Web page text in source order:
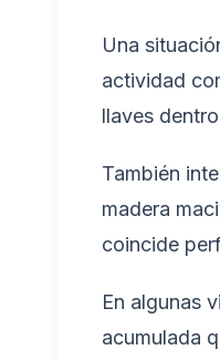
Una
actividad
llaves
También
madera
coincide
En algunas
acumulada